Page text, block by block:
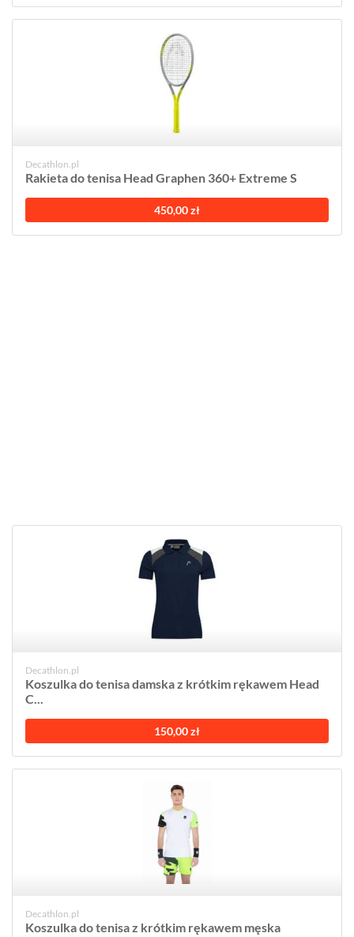
Decathlon.pl
Rakieta do tenisa Head Graphen 360+ Extreme S
450,00 zł
Decathlon.pl
Koszulka do tenisa damska z krótkim rękawem Head
C...
150,00 zł
Decathlon.pl
Koszulka do tenisa z krótkim rękawem męska